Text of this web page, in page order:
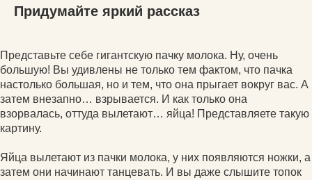
Придумайте яркий рассказ
Представьте себе гигантскую пачку молока. Ну, очень
большую! Вы удивлены не только тем фактом, что пачка
настолько большая, но и тем, что она прыгает вокруг вас. А
затем внезапно… взрывается. И как только она
взорвалась, оттуда вылетают… яйца! Представляете такую
картину.
Яйца вылетают из пачки молока, у них появляются ножки, а
затем они начинают танцевать. И вы даже слышите топок